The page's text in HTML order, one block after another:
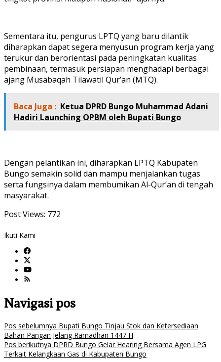
Sementara itu, pengurus LPTQ yang baru dilantik
diharapkan dapat segera menyusun program kerja yang
terukur dan berorientasi pada peningkatan kualitas
pembinaan, termasuk persiapan menghadapi berbagai
ajang Musabaqah Tilawatil Qur’an (MTQ).
Baca Juga : Ketua DPRD Bungo Muhammad Adani
Hadiri Launching OPBM oleh Bupati Bungo
Dengan pelantikan ini, diharapkan LPTQ Kabupaten
Bungo semakin solid dan mampu menjalankan tugas
serta fungsinya dalam membumikan Al-Qur’an di tengah
masyarakat.
Post Views: 772
Ikuti Kami
Navigasi pos
Pos sebelumnya Bupati Bungo Tinjau Stok dan Ketersediaan
Bahan Pangan Jelang Ramadhan 1447 H
Pos berikutnya DPRD Bungo Gelar Hearing Bersama Agen LPG
Terkait Kelangkaan Gas di Kabupaten Bungo